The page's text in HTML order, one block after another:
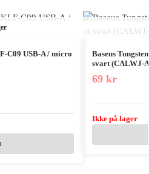
C09 USB-A / micro
Baseus
svart (CALWJ-
69 kr
Ikke på lager